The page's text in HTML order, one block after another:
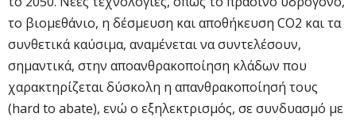
το βιομεθάνιο, η δέσμευση και αποθήκευση CO2 και τα
συνθετικά καύσιμα, αναμένεται να συντελέσουν,
σημαντικά, στην αποανθρακοποίηση κλάδων που
χαρακτηρίζεται δύσκολη η απανθρακοποίησή τους
(hard to abate), ενώ ο εξηλεκτρισμός, σε συνδυασμό με